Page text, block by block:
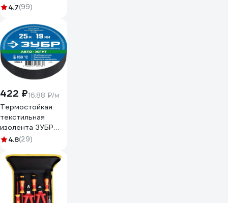
м 05190
4.7(99)
422 ₽16.88 ₽/м
Термостойкая
текстильная
изолента ЗУБР
Авто-Жгут 19 мм х
4.8(29)